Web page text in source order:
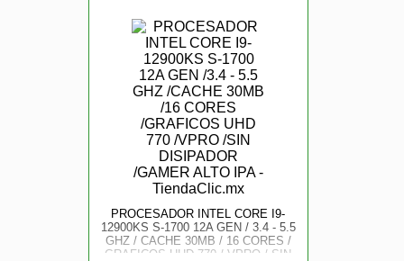
PROCESADOR INTEL CORE I9-
12900KS S-1700 12A GEN / 3.4 - 5.5
GHZ / CACHE 30MB / 16 CORES /
GRAFICOS UHD 770 / VPRO / SIN